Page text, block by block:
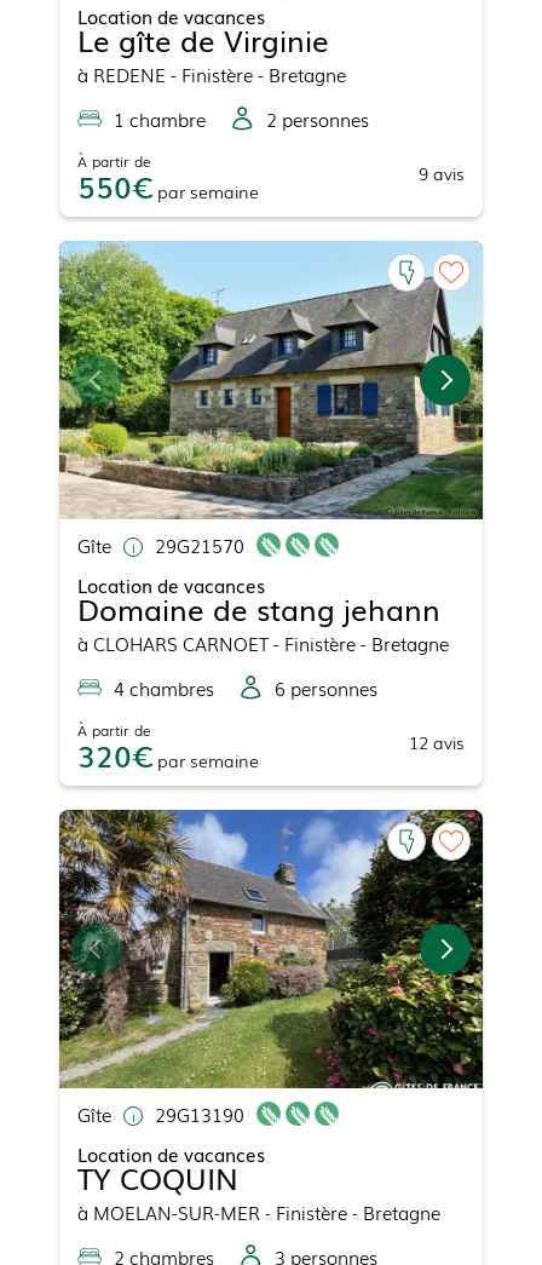
Location de vacances
Le gîte de Virginie
à REDENE - Finistère - Bretagne
1 chambre 2 personnes
À partir de
550 par semaine
9 avis
Gîte
29G21570
Location de vacances
Domaine de stang jehann
à CLOHARS CARNOET- Finistère - Bretagne
4chambres 6 personnes
À partir de
320 par semaine
12 avis
Gîte
29G13190
Location de vacances
TY COQUIN
à MOELAN-SUR-MER - Finistère - Bretagne
2 chambres 3 personnes